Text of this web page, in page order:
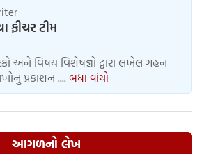
ફીચર ટીમ
અને વિષય વિશેષજ્ઞો દ્વારા લખેલ ગહન
પ્રકાશન .... બધા વાંચો
આગળનો લેખ